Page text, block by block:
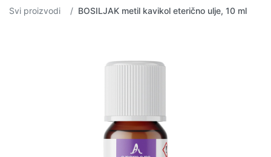
Svi proizvodi BOSILJAK metil kavikol eterično ulje, 10 ml